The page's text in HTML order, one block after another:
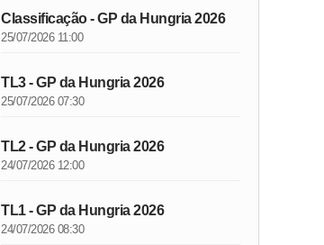
Classificação - GP da Hungria 2026
25/07/2026 11:00
TL3 - GP da Hungria 2026
25/07/2026 07:30
TL2 - GP da Hungria 2026
24/07/2026 12:00
TL1 - GP da Hungria 2026
24/07/2026 08:30